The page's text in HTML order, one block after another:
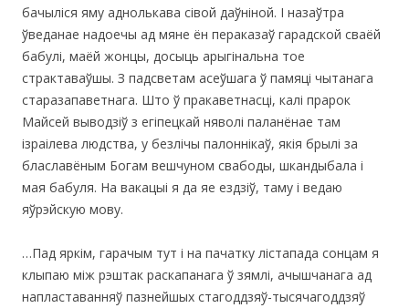
бачыліся яму аднолькава сівой даўніной. І назаўтра
ўведанае надоечы ад мяне ён пераказаў гарадской сваёй
бабулі, маёй жонцы, досыць арыгінальна тое
страктаваўшы. З падсветам асеўшага ў памяці чытанага
старазапаветнага. Што ў пракаветнасці, калі прарок
Майсей выводзіў з егіпецкай няволі паланёнае там
ізраілева людства, у безлічы палоннікаў, якія брылі за
блаславёным Богам вешчуном свабоды, шкандыбала і
мая бабуля. На вакацыі я да яе ездзіў, таму і ведаю
яўрэйскую мову.
…Пад яркім, гарачым тут і на пачатку лістапада сонцам я
клыпаю між рэштак раскапанага ў зямлі, ачышчанага ад
напластаванняў пазнейшых стагоддзяў-тысячагоддзяў